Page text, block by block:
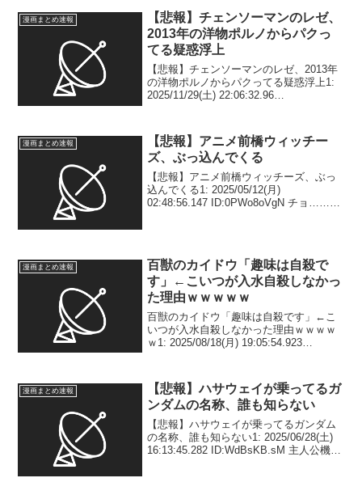
漫画まとめ速報
【悲報】チェンソーマンのレゼ、
2013年の洋物ポルノからパクっ
てる疑惑浮上
【悲報】チェンソーマンのレゼ、2013年
の洋物ポルノからパクってる疑惑浮上1:
2025/11/29(土) 22:06:32.96
マン1部は2...
漫画まとめ速報
【悲報】アニメ前橋ウィッチー
ズ、ぶっ込んでくる
【悲報】アニメ前橋ウィッチーズ、ぶっ
込んでくる1: 2025/05/12(月)
02:48:56.147 ID:0PWo8oVgN チョ……チ
漫画まとめ速報
百獣のカイドウ「趣味は自殺で
す」←こいつが入水自殺しなかっ
た理由ｗｗｗｗｗ
百獣のカイドウ「趣味は自殺です」←こ
いつが入水自殺しなかった理由ｗｗｗｗ
ｗ1: 2025/08/18(月) 19:05:54.923
漫画まとめ速報
【悲報】ハサウェイが乗ってるガ
ンダムの名称、誰も知らない
【悲報】ハサウェイが乗ってるガンダム
の名称、誰も知らない1: 2025/06/28(土)
16:13:45.282 ID:WdBsKB.sM 主人公機な